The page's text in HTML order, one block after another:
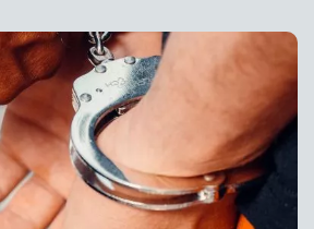
Buenos Días a Todos